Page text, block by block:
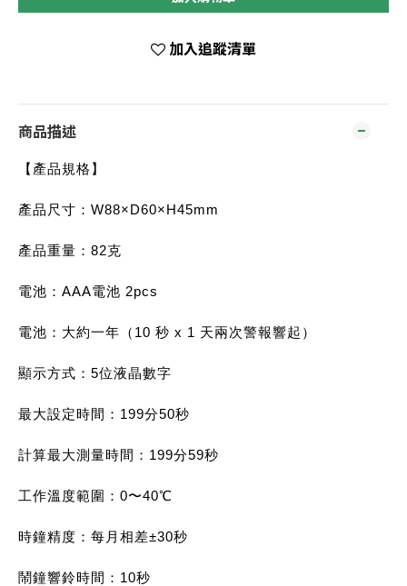
加入追蹤清單
商品描述
【產品規格】
產品尺寸：W88×D60×H45mm
產品重量：82克
電池：AAA電池 2pcs
電池：大約一年（10 秒 x 1 天兩次警報響起）
顯示方式：5位液晶數字
最大設定時間：199分50秒
計算最大測量時間：199分59秒
工作溫度範圍：0〜40℃
時鐘精度：每月相差±30秒
鬧鐘響鈴時間：10秒